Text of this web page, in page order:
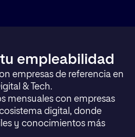
empleabilidad
empresas de referencia en
& Tech.
mensuales con empresas
digital, donde
y conocimientos más